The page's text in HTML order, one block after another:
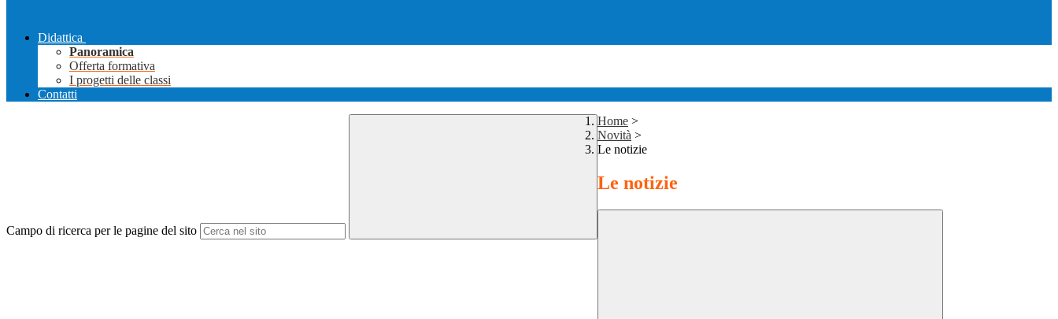
Didattica
Panoramica
Offerta formativa
I progetti delle classi
Contatti
Campo di ricerca per le pagine del sito
Home >
Novità >
Le notizie
Le notizie